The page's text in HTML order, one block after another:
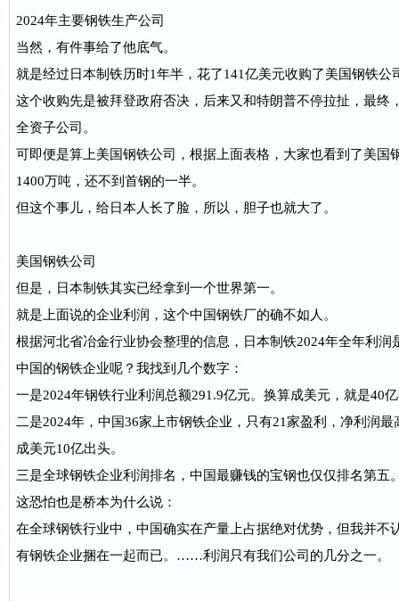
2024年主要钢铁生产公司
当然，有件事给了他底气。
就是经过日本制铁历时1年半，花了141亿美元收购了美国钢铁公
这个收购先是被拜登政府否决，后来又和特朗普不停拉扯，最终
全资子公司。
可即便是算上美国钢铁公司，根据上面表格，大家也看到了美国
1400万吨，还不到首钢的一半。
但这个事儿，给日本人长了脸，所以，胆子也就大了。
美国钢铁公司
但是，日本制铁其实已经拿到一个世界第一。
就是上面说的企业利润，这个中国钢铁厂的确不如人。
根据河北省冶金行业协会整理的信息，日本制铁2024年全年利润
中国的钢铁企业呢？我找到几个数字：
一是2024年钢铁行业利润总额291.9亿元。换算成美元，就是40
二是2024年，中国36家上市钢铁企业，只有21家盈利，净利润
成美元10亿出头。
三是全球钢铁企业利润排名，中国最赚钱的宝钢也仅仅排名第五
这恐怕也是桥本为什么说：
在全球钢铁行业中，中国确实在产量上占据绝对优势，但我并不
有钢铁企业捆在一起而已。……利润只有我们公司的几分之一。